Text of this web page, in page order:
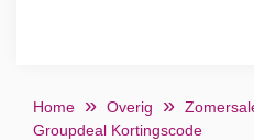
Home Overig
Groupdeal Kortingscode